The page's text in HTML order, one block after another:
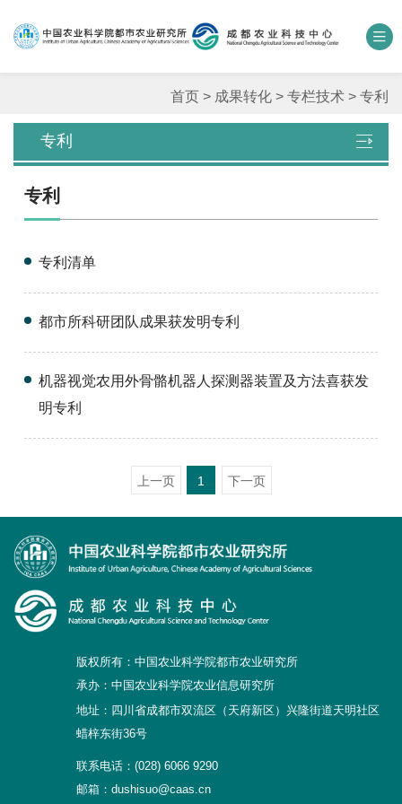
中国农业科学院 科研期刊
单位概况
新闻中心
科学研究
合作交流
党建文化
农科研学
园区服务
首页 > 成果转化 > 专栏技术 > 专利
专利
专利
专利清单
都市所科研团队成果获发明专利
机器视觉农用外骨骼机器人探测器装置及方法喜获发
明专利
上一页 1 下一页
版权所有：中国农业科学院都市农业研究所
承办：中国农业科学院农业信息研究所
地址：四川省成都市双流区（天府新区）兴隆街道天明社区
蜡梓东街36号
联系电话：(028) 6066 9290
邮箱：dushisuo@caas.cn